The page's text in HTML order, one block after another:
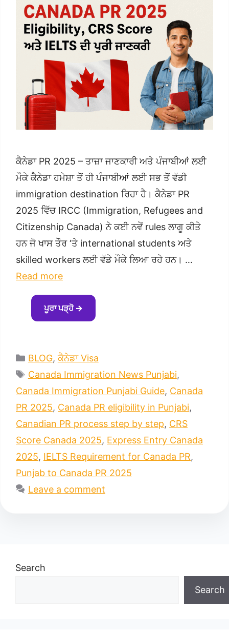
ਕੈਨੇਡਾ PR 2025 – ਤਾਜ਼ਾ ਜਾਣਕਾਰੀ ਅਤੇ ਪੰਜਾਬੀਆਂ ਲਈ
ਮੌਕੇ ਕੈਨੇਡਾ ਹਮੇਸ਼ਾ ਤੋਂ ਹੀ ਪੰਜਾਬੀਆਂ ਲਈ ਸਭ ਤੋਂ ਵੱਡੀ
immigration destination ਰਿਹਾ ਹੈ। ਕੈਨੇਡਾ PR
2025 ਵਿੱਚ IRCC (Immigration, Refugees and
Citizenship Canada) ਨੇ ਕਈ ਨਵੇਂ rules ਲਾਗੂ ਕੀਤੇ
ਹਨ ਜੋ ਖਾਸ ਤੌਰ ‘ਤੇ international students ਅਤੇ
skilled workers ਲਈ ਵੱਡੇ ਮੌਕੇ ਲਿਆ ਰਹੇ ਹਨ। …
Read more
ਪੂਰਾ ਪੜ੍ਹੋ →
Categories
BLOG, ਕੈਨੇਡਾ Visa
Tags
Canada Immigration News Punjabi,
Canada Immigration Punjabi Guide, Canada
PR 2025, Canada PR eligibility in Punjabi,
Canadian PR process step by step, CRS
Score Canada 2025, Express Entry Canada
2025, IELTS Requirement for Canada PR,
Punjab to Canada PR 2025
Leave a comment
Search
Search